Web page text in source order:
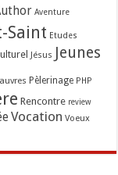
Aventure
Saint Etudes
Jésus Jeunes
Pèlerinage PHP
Rencontre review
Vocation Voeux